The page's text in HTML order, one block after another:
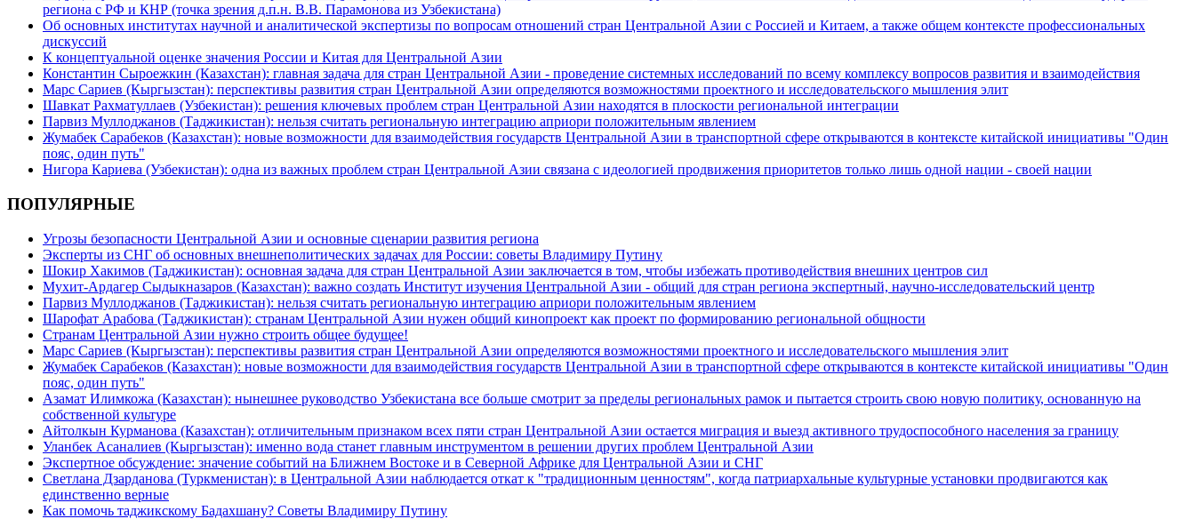
региона с РФ и КНР (точка зрения д.п.н. В.В. Парамонова из Узбекистана)
Об основных институтах научной и аналитической экспертизы по вопросам отношений стран Центральной Азии с Россией и Китаем, а также общем контексте профессиональных
дискуссий
К концептуальной оценке значения России и Китая для Центральной Азии
Константин Сыроежкин (Казахстан): главная задача для стран Центральной Азии - проведение системных исследований по всему комплексу вопросов развития и взаимодействия
Марс Сариев (Кыргызстан): перспективы развития стран Центральной Азии определяются возможностями проектного и исследовательского мышления элит
Шавкат Рахматуллаев (Узбекистан): решения ключевых проблем стран Центральной Азии находятся в плоскости региональной интеграции
Парвиз Муллоджанов (Таджикистан): нельзя считать региональную интеграцию априори положительным явлением
Жумабек Сарабеков (Казахстан): новые возможности для взаимодействия государств Центральной Азии в транспортной сфере открываются в контексте китайской инициативы "Один
пояс, один путь"
Нигора Кариева (Узбекистан): одна из важных проблем стран Центральной Азии связана с идеологией продвижения приоритетов только лишь одной нации - своей нации
ПОПУЛЯРНЫЕ
Угрозы безопасности Центральной Азии и основные сценарии развития региона
Эксперты из СНГ об основных внешнеполитических задачах для России: советы Владимиру Путину
Шокир Хакимов (Таджикистан): основная задача для стран Центральной Азии заключается в том, чтобы избежать противодействия внешних центров сил
Мухит-Ардагер Сыдыкназаров (Казахстан): важно создать Институт изучения Центральной Азии - общий для стран региона экспертный, научно-исследовательский центр
Парвиз Муллоджанов (Таджикистан): нельзя считать региональную интеграцию априори положительным явлением
Шарофат Арабова (Таджикистан): странам Центральной Азии нужен общий кинопроект как проект по формированию региональной общности
Странам Центральной Азии нужно строить общее будущее!
Марс Сариев (Кыргызстан): перспективы развития стран Центральной Азии определяются возможностями проектного и исследовательского мышления элит
Жумабек Сарабеков (Казахстан): новые возможности для взаимодействия государств Центральной Азии в транспортной сфере открываются в контексте китайской инициативы "Один
пояс, один путь"
Азамат Илимкожа (Казахстан): нынешнее руководство Узбекистана все больше смотрит за пределы региональных рамок и пытается строить свою новую политику, основанную на
собственной культуре
Айтолкын Курманова (Казахстан): отличительным признаком всех пяти стран Центральной Азии остается миграция и выезд активного трудоспособного населения за границу
Уланбек Асаналиев (Кыргызстан): именно вода станет главным инструментом в решении других проблем Центральной Азии
Экспертное обсуждение: значение событий на Ближнем Востоке и в Северной Африке для Центральной Азии и СНГ
Светлана Дзарданова (Туркменистан): в Центральной Азии наблюдается откат к "традиционным ценностям", когда патриархальные культурные установки продвигаются как
единственно верные
Как помочь таджикскому Бадахшану? Советы Владимиру Путину